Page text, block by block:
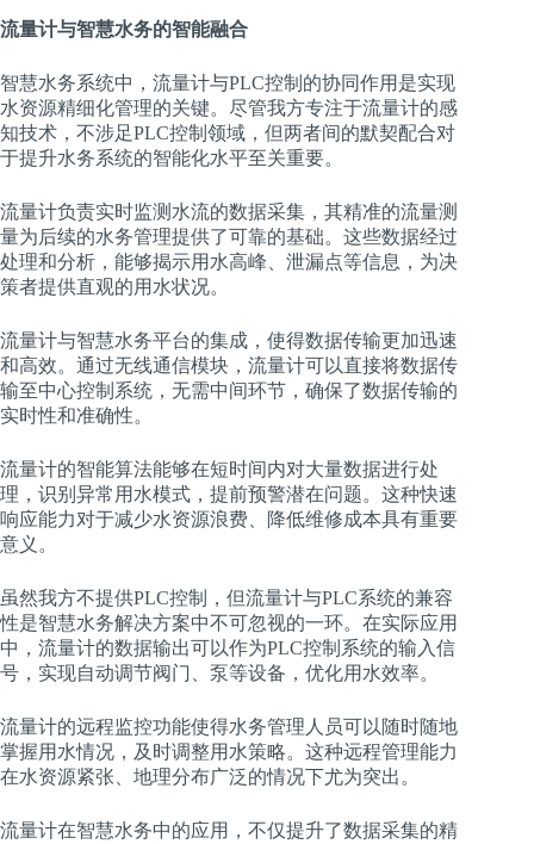
流量计与智慧水务的智能融合
智慧水务系统中，流量计与PLC控制的协同作用是实现
水资源精细化管理的关键。尽管我方专注于流量计的感
知技术，不涉足PLC控制领域，但两者间的默契配合对
于提升水务系统的智能化水平至关重要。
流量计负责实时监测水流的数据采集，其精准的流量测
量为后续的水务管理提供了可靠的基础。这些数据经过
处理和分析，能够揭示用水高峰、泄漏点等信息，为决
策者提供直观的用水状况。
流量计与智慧水务平台的集成，使得数据传输更加迅速
和高效。通过无线通信模块，流量计可以直接将数据传
输至中心控制系统，无需中间环节，确保了数据传输的
实时性和准确性。
流量计的智能算法能够在短时间内对大量数据进行处
理，识别异常用水模式，提前预警潜在问题。这种快速
响应能力对于减少水资源浪费、降低维修成本具有重要
意义。
虽然我方不提供PLC控制，但流量计与PLC系统的兼容
性是智慧水务解决方案中不可忽视的一环。在实际应用
中，流量计的数据输出可以作为PLC控制系统的输入信
号，实现自动调节阀门、泵等设备，优化用水效率。
流量计的远程监控功能使得水务管理人员可以随时随地
掌握用水情况，及时调整用水策略。这种远程管理能力
在水资源紧张、地理分布广泛的情况下尤为突出。
流量计在智慧水务中的应用，不仅提升了数据采集的精